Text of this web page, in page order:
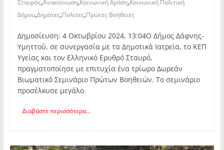
Σταυρός Ανακοίνωση Κοινωνική δράση Κοινωνική Πολιτική
Δήμου,Δημότες,Πολίτες,Πρώτες Βοήθειες
Δημοσίευση: 4 Οκτωβρίου 2024, 13:04Ο Δήμος Δάφνης-
Υμηττού, σε συνεργασία με τα Δημοτικά Ιατρεία, το ΚΕΠ
Υγείας και τον Ελληνικό Ερυθρό Σταυρό,
πραγματοποίησε με επιτυχία ένα τρίωρο Δωρεάν
Βιωματικό Σεμινάριο Πρώτων Βοηθειών. Το σεμινάριο
προσέλκυσε μεγάλο
Διαβάστε περισσότερα...